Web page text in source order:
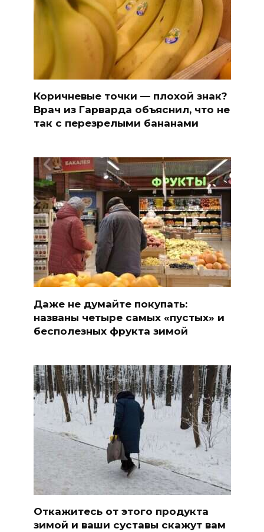
Коричневые точки — плохой знак?
Врач из Гарварда объяснил, что не
так с перезрелыми бананами
Даже не думайте покупать:
названы четыре самых «пустых» и
бесполезных фрукта зимой
Откажитесь от этого продукта
зимой и ваши суставы скажут вам